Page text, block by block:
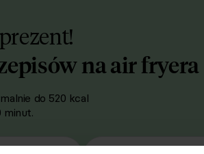
na air fryera
do 520 kcal
minut.